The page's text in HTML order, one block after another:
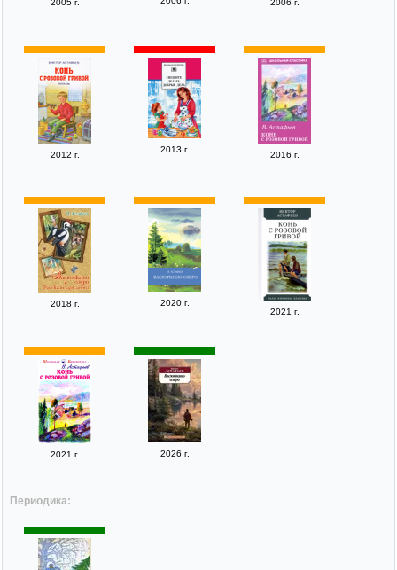
2012 г.
2013 г.
2016 г.
2018 г.
2020 г.
2021 г.
2021 г. 2026 г.
Периодика: